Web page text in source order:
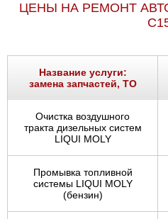
ЦЕНЫ НА РЕМОНТ
Название услуги:
замена запчастей, ТО
Очистка воздушного
тракта дизельных систем
LIQUI MOLY
Промывка топливной
системы LIQUI MOLY
(бензин)